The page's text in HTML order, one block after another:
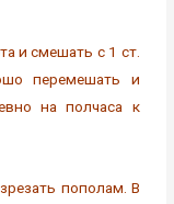
и смешать с 1 ст.
перемешать и
на полчаса к
пополам. В